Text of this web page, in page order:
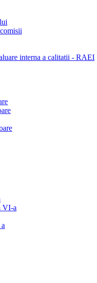
interna a calitatii - RAEI
VI-a